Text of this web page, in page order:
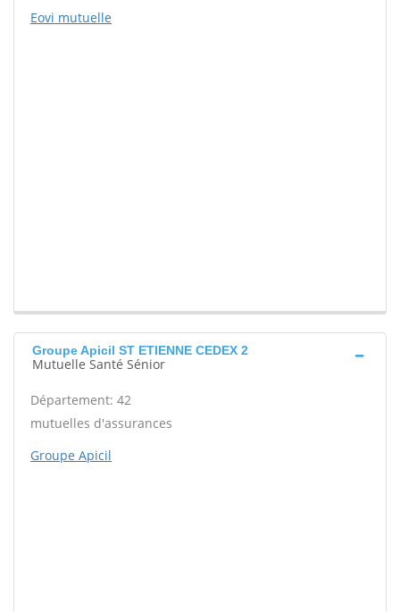
Eovi mutuelle
Groupe Apicil ST ETIENNE CEDEX 2
Mutuelle Santé Sénior
Département: 42
mutuelles d'assurances
Groupe Apicil